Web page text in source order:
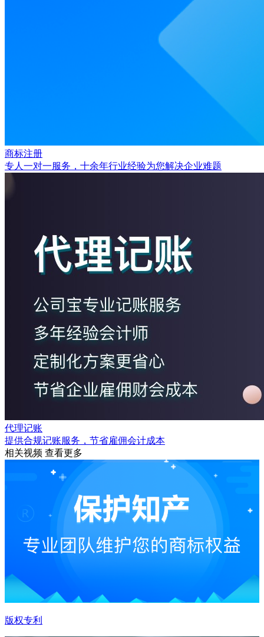
商标注册
专人一对一服务，十余年行业经验为您解决企业难题
代理记账
提供合规记账服务，节省雇佣会计成本
相关视频 查看更多
版权专利